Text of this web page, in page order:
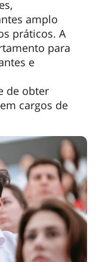
amplo
práticos. A
para
e
de obter
cargos de